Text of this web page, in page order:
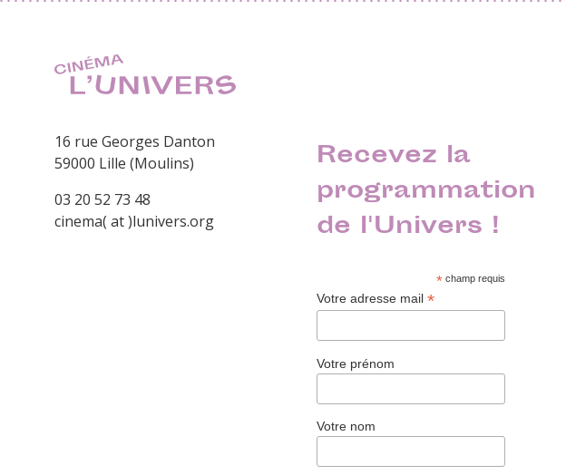
16 rue Georges Danton
59000 Lille (Moulins)
03 20 52 73 48
cinema( at )lunivers.org
Recevez la
programmation
de l'Univers !
*champ requis
Votre adresse mail*
Votre prénom
Votre nom